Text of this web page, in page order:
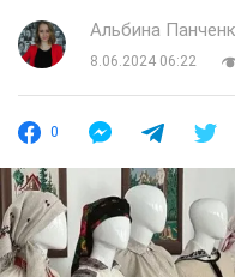
Альбина
8.06.2024 06:22
0